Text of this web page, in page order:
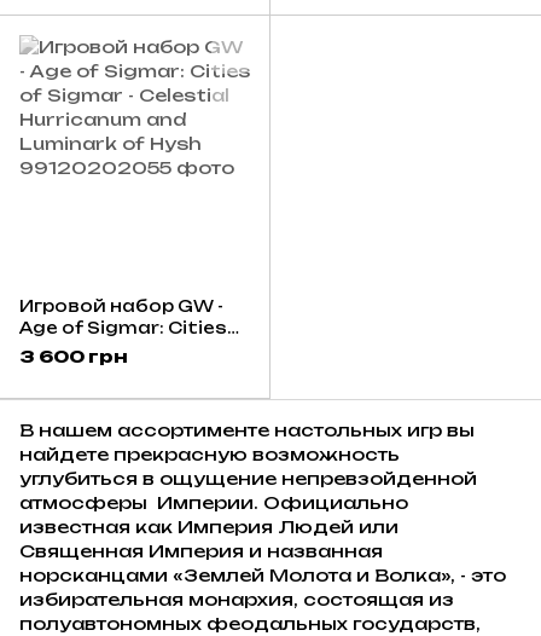
Игровой набор GW -
Age of Sigmar: Cities
of Sigmar - Celestial
Hurricanum and
Luminark of Hysh
3 600 грн
В нашем ассортименте настольных игр вы
найдете прекрасную возможность
углубиться в ощущение непревзойденной
атмосферы Империи. Официально
известная как Империя Людей или
Священная Империя и названная
норсканцами «Землей Молота и Волка», - это
избирательная монархия, состоящая из
полуавтономных феодальных государств,